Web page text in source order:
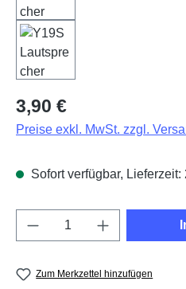
Regulärer Preis:
3,90 €
Preise exkl. MwSt. zzgl.
Sofort verfügbar, Lieferzeit:
Produkt Anzahl: Gib
Zum Merkzettel hinzufügen